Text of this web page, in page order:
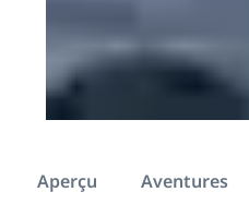
Aperçu Aventures